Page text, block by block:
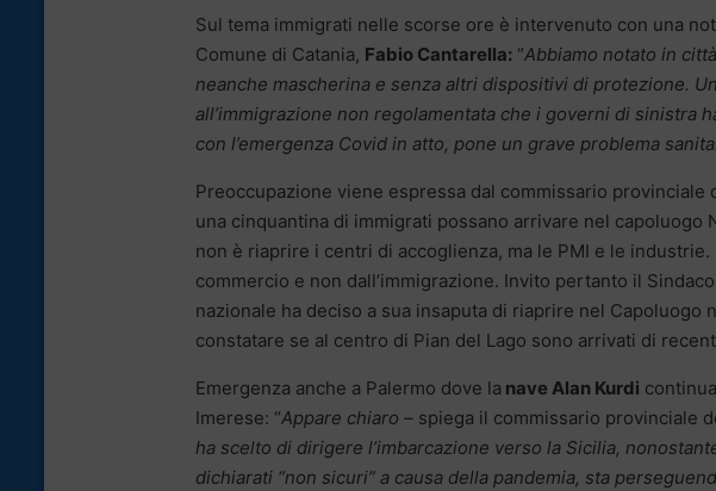
Sul tema immigrati nelle scorse ore è intervenuto con una
Comune di Catania, Fabio Cantarella: “Abbiamo notato in
neanche mascherina e senza altri dispositivi di protezione.
all’immigrazione non regolamentata che i governi di sinistra
con l’emergenza Covid in atto, pone un grave problema
Preoccupazione viene espressa dal commissario provinciale
una cinquantina di immigrati possano arrivare nel capoluogo
non è riaprire i centri di accoglienza, ma le PMI e le
commercio e non dall’immigrazione. Invito pertanto il
nazionale ha deciso a sua insaputa di riaprire nel
constatare se al centro di Pian del Lago sono arrivati di
Emergenza anche a Palermo dove la nave Alan Kurdi
Imerese: “Appare chiaro – spiega il commissario provinciale
ha scelto di dirigere l’imbarcazione verso la Sicilia,
dichiarati “non sicuri” a causa della pandemia, sta